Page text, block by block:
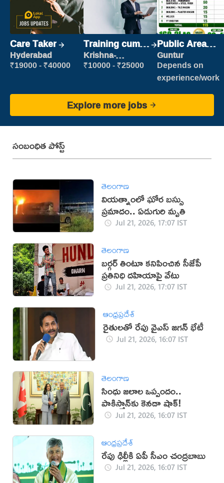
Care Taker
Hyderabad
₹19000 - ₹40000
Training cum
Placement
Krishna-
vijayawada
₹10000 - ₹25000
Public Area
Cleaner
Guntur
Depends on
experience/work
Explore more jobs
సంబంధిత పోస్ట్
తెలంగాణ
వియత్నాంలో ఘోర బస్సు
ప్రమాదం.. ఏడుగురి మృతి
Jul 21, 2026, 17:07 IST
తెలంగాణ
బర్గర్ తింటూ కనిపించిన సీజేపీ
ప్రతినిధి దహియాపై వేటు
Jul 21, 2026, 17:07 IST
ఆంధ్రప్రదేశ్
రైతులతో రేపు వైఎస్ జగన్ భేటీ
Jul 21, 2026, 16:07 IST
తెలంగాణ
సింధు జలాల ఒప్పందం..
పాకిస్తాన్‌కు కెనడా షాక్!
Jul 21, 2026, 16:07 IST
ఆంధ్రప్రదేశ్
రేపు ఢిల్లీకి ఏపీ సీఎం చంద్రబాబు
Jul 21, 2026, 16:07 IST